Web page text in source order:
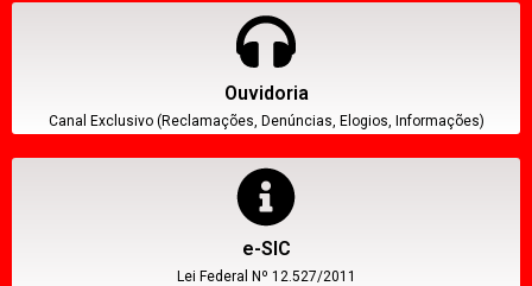
Ouvidoria
Canal Exclusivo (Reclamações, Denúncias, Elogios, Informações)
e-SIC
Lei Federal Nº 12.527/2011